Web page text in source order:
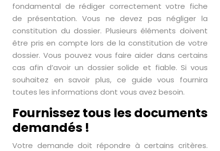
fondamental de rédiger correctement votre fiche
de présentation. Vous ne devez pas négliger la
constitution du dossier. Plusieurs éléments doivent
être pris en compte lors de la constitution de votre
dossier. Vous pouvez vous faire aider dans certains
cas afin d’avoir un dossier solide et fiable. Si vous
souhaitez en savoir plus, ce guide vous fournira
toutes les informations dont vous avez besoin.
Fournissez tous les documents
demandés !
Votre demande doit répondre à certains critères.